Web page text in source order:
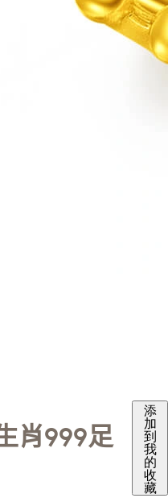
肖999足
添
加
到
我
的
收
藏